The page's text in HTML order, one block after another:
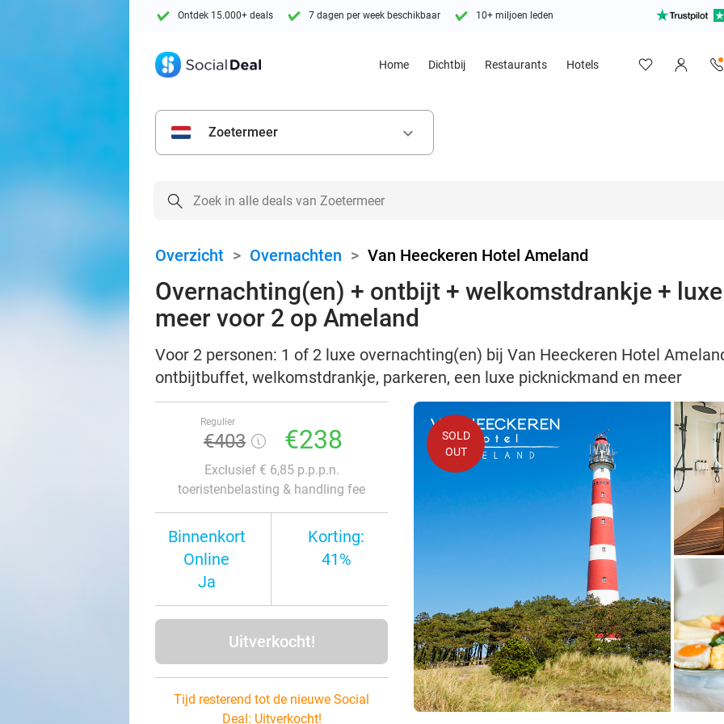
Ontdek 15.000+ deals 7 dagen per week beschikbaar 10+ miljoen leden
Home Dichtbij Restaurants Hotels
Zoetermeer keyboard_arrow_down
Overzicht > Overnachten > Van Heeckeren Hotel Ameland
Overnachting(en) + ontbijt + welkomstdrankje +
meer voor 2 op Ameland
Voor 2 personen: 1 of 2 luxe overnachting(en) bij Van Heeckeren Hotel
ontbijtbuffet, welkomstdrankje, parkeren, een luxe picknickmand en meer
Regulier
€403 €238
Exclusief € 6,85 p.p.p.n.
toeristenbelasting & handling fee
Binnenkort
Online
Ja
Korting:
41%
Uitverkocht!
Tijd resterend tot de nieuwe Social
Deal: Uitverkocht!
SOLD
OUT